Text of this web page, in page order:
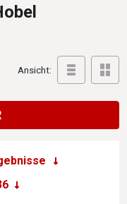
Ansicht: